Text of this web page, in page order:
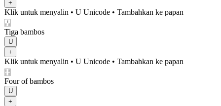
+
Klik untuk menyalin • U Unicode • Tambahkan ke papan
🀒
Tiga bambos
U
+
Klik untuk menyalin • U Unicode • Tambahkan ke papan
🀓
Four of bambos
U
+